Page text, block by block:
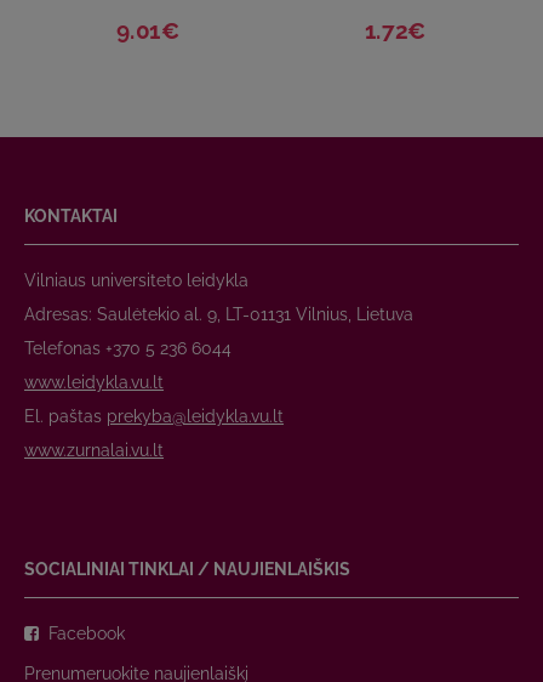
9.01€ 1.72€
KONTAKTAI
Vilniaus universiteto leidykla
Adresas: Saulėtekio al. 9, LT-01131 Vilnius, Lietuva
Telefonas +370 5 236 6044
www.leidykla.vu.lt
El. paštas prekyba@leidykla.vu.lt
www.zurnalai.vu.lt
SOCIALINIAI TINKLAI / NAUJIENLAIŠKIS
Facebook
Prenumeruokite naujienlaiškį